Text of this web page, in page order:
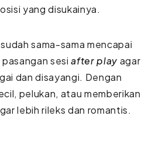
yang disukainya.
sama-sama mencapai
pasangan sesiafter play agar
dan disayangi. Dengan
pelukan, atau memberikan
lebih rileks dan romantis.